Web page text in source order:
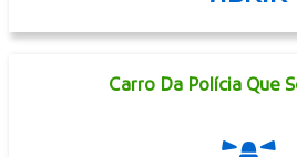
ABRIR